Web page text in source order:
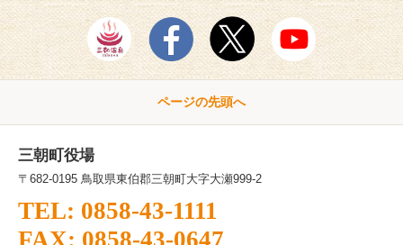
ページの先頭へ
三朝町役場
〒682-0195 鳥取県東伯郡三朝町大字大瀬999-2
TEL: 0858-43-1111
FAX: 0858-43-0647